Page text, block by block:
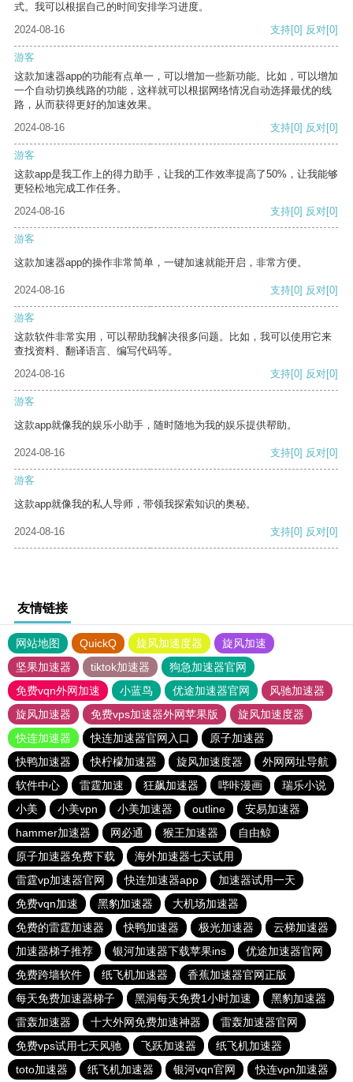
式。我可以根据自己的时间安排学习进度。
2024-08-16
支持[0] 反对[0]
游客
这款加速器app的功能有点单一，可以增加一些新功能。比如，可以增加
一个自动切换线路的功能，这样就可以根据网络情况自动选择最优的线
路，从而获得更好的加速效果。
2024-08-16
支持[0] 反对[0]
游客
这款app是我工作上的得力助手，让我的工作效率提高了50%，让我能够
更轻松地完成工作任务。
2024-08-16
支持[0] 反对[0]
游客
这款加速器app的操作非常简单，一键加速就能开启，非常方便。
2024-08-16 支持[0] 反对[0]
游客
这款软件非常实用，可以帮助我解决很多问题。比如，我可以使用它来
查找资料、翻译语言、编写代码等。
2024-08-16
支持[0] 反对[0]
游客
这款app就像我的娱乐小助手，随时随地为我的娱乐提供帮助。
2024-08-16 支持[0] 反对[0]
游客
这款app就像我的私人导师，带领我探索知识的奥秘。
2024-08-16 支持[0] 反对[0]
友情链接
网站地图 QuickQ 旋风加速度器
旋风加速
坚果加速器
tiktok加速器
狗急加速器官网
免费vqn外网加速
小蓝鸟 优途加速器官网
风驰加速器
旋风加速器
免费vps加速器外网苹果版
旋风加速度器
快连加速器
快连加速器官网入口
原子加速器
快鸭加速器
快柠檬加速器 旋风加速度器
外网网址导航
软件中心
雷霆加速 狂飙加速器 哔咔漫画
瑞乐小说
小美
小美vpn 小美加速器 outline
安易加速器
hammer加速器
网必通 猴王加速器
自由鲸
原子加速器免费下载
海外加速器七天试用
雷霆vp加速器官网
快连加速器app
加速器试用一天
免费vqn加速
黑豹加速器
大机场加速器
免费的雷霆加速器
快鸭加速器 极光加速器
云梯加速器
加速器梯子推荐
银河加速器下载苹果ins
优途加速器官网
免费跨墙软件
纸飞机加速器
香蕉加速器官网正版
每天免费加速器梯子
黑洞每天免费1小时加速
黑豹加速器
雷轰加速器
十大外网免费加速神器
雷轰加速器官网
免费vps试用七天风驰
飞跃加速器
纸飞机加速器
toto加速器
纸飞机加速器 银河vqn官网 快连vρn加速器